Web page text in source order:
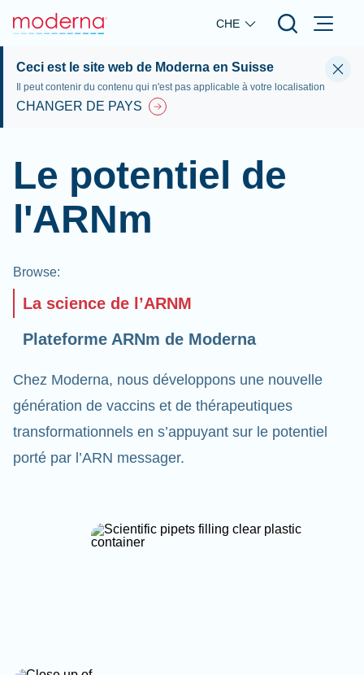
Skip to main content
CHE
Ceci est le site web de Moderna en Suisse
Il peut contenir du contenu qui n'est pas applicable à votre localisation
CHANGER DE PAYS
Le potentiel de
l'ARNm
Browse:
La science de l’ARNM
Plateforme ARNm de Moderna
Chez Moderna, nous développons une nouvelle
génération de vaccins et de thérapeutiques
transformationnels en s’appuyant sur le potentiel
porté par l’ARN messager.